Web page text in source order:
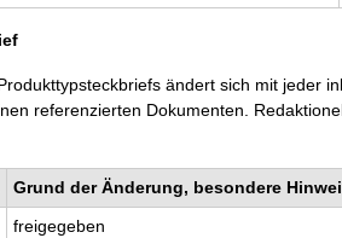
ändert sich mit jeder
referenzierten Dokumenten.
Grund der Änderung, besondere
freigegeben